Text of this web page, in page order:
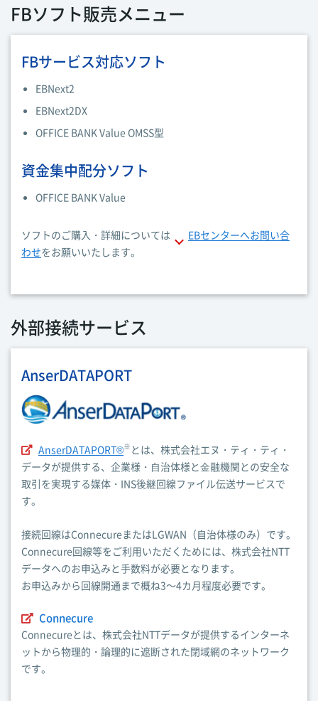
FBソフト販売メニュー
FBサービス対応ソフト
EBNext2
EBNext2DX
OFFICE BANK Value OMSS型
資金集中配分ソフト
OFFICE BANK Value
ソフトのご購入・詳細については
EBセンターへお問い合
わせをお願いいたします。
外部接続サービス
AnserDATAPORT
AnserDATAPORT®※ とは、株式会社エヌ・ティ・ティ・
データが提供する、企業様・⾃治体様と⾦融機関との安全な
取引を実現する媒体・INS後継回線ファイル伝送サービスで
す。
接続回線はConnecureまたはLGWAN（自治体様のみ）です。
Connecure回線等をご利用いただくためには、株式会社NTT
データへのお申込みと手数料が必要となります。
お申込みから回線開通まで概ね3～4カ月程度必要です。
Connecure
Connecureとは、株式会社NTTデータが提供するインターネ
ットから物理的・論理的に遮断された閉域網のネットワーク
です。